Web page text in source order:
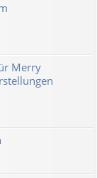
Merry